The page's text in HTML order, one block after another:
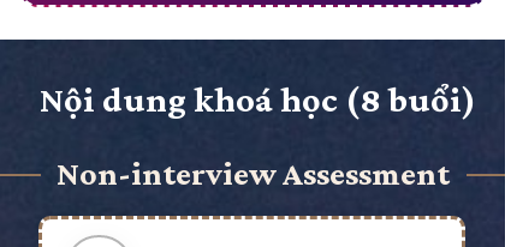
Nội dung khoá học (8 buổi)
Non-interview Assessment